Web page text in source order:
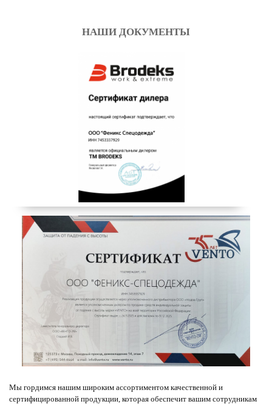
НАШИ ДОКУМЕНТЫ
Мы гордимся нашим широким ассортиментом качественной и
сертифицированной продукции, которая обеспечит вашим сотрудникам